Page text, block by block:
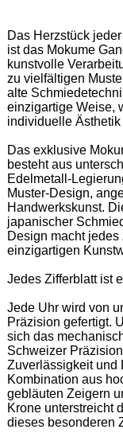
Das Herzstück
ist das Mokume
kunstvolle
zu vielfältigen
alte
einzigartige Weise,
individuelle
Das exklusive
besteht aus
Edelmetall-
Muster-Design,
Handwerkskunst.
japanischer
Design macht
einzigartigen
Jedes Zifferblatt ist
Jede Uhr wird von
Präzision gefertigt.
sich das
Schweizer
Zuverlässigkeit und
Kombination aus
gebläuten Zeigern
Krone unterstreicht
dieses besonderen